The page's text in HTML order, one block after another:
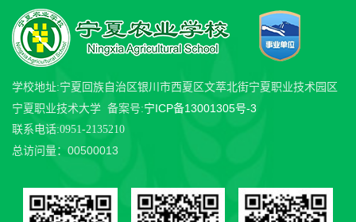
学校地址:宁夏回族自治区银川市西夏区文萃北街宁夏职业技术园区
宁夏职业技术大学 备案号:宁ICP备13001305号-3
联系电话:0951-2135210
总访问量： 00500013